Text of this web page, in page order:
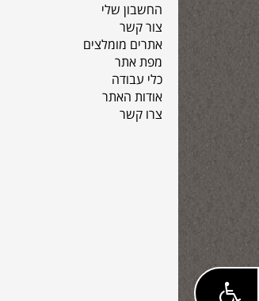
החשבון שלי
צור קשר
אתרים מומלצים
מפת אתר
כלי עבודה
אודות האתר
צרו קשר